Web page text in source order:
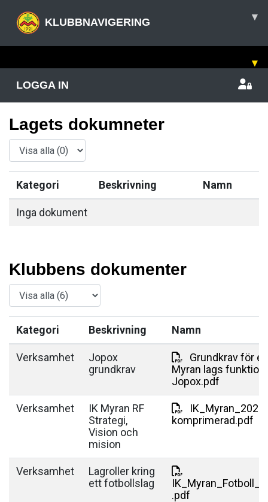
KLUBBNAVIGERING ▾
▾
LOGGA IN
Lagets dokumneter
Kategori Beskrivning Namn
Inga dokument
Klubbens dokumenter
Kategori Beskrivning Namn
Verksamhet
Jopox
grundkrav
Grundkrav för en
Myran lags
Jopox.pdf
Verksamhet
IK Myran RF
Strategi,
Vision och
mision
IK_Myran_2026-
komprimerad.pdf
Verksamhet
Lagroller kring
ett fotbollslag
.pdf